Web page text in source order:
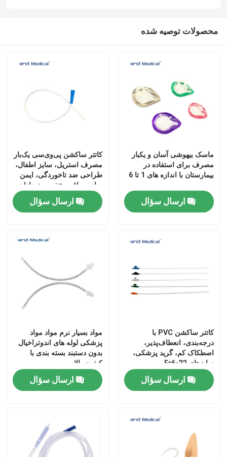
محصولات توصیه شده
ماسک بیهوشی آسان و یکبار
مصرف برای استفاده در
بیمارستان با اندازه های 1 تا 6
ارسال سؤال
کاتتر ساکشن پی‌وی‌سی یک‌بار
مصرف استریل، سایز اطفال،
طراحی ضد تاخوردگی، ایمن
برای مراقبت تنفسی نوزادان
و کودکان
ارسال سؤال
کاتتر ساکشن PVC با
درجه‌بندی، انعطاف‌پذیر،
اصطکاک کم، گرید پزشکی،
سایزهای Fr6-22
ارسال سؤال
مواد بسیار نرم مواد مواد
پزشکی لوله های اندوتراخیال
بدون دستبند بسته بندی با
کیفیت بالا
ارسال سؤال